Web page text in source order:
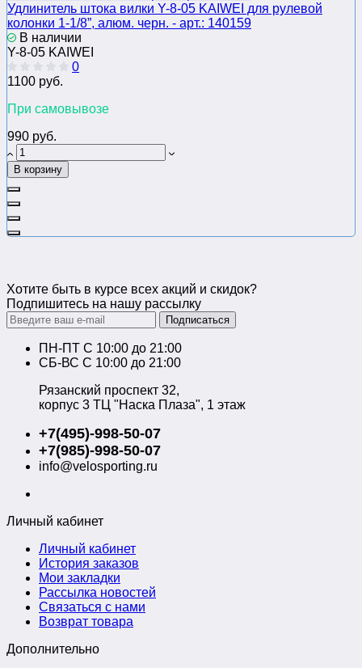
Удлинитель штока вилки Y-8-05 KAIWEI для рулевой
колонки 1-1/8”, алюм. черн. - арт.: 140159
В наличии
Y-8-05 KAIWEI
0
1100 руб.
При самовывозе
990 руб.
В корзину
Хотите быть в курсе всех акций и скидок?
Подпишитесь на нашу рассылку
Подписаться
ПН-ПТ C 10:00 до 21:00
СБ-ВС С 10:00 до 21:00
Рязанский проспект 32,
корпус 3 ТЦ "Наска Плаза", 1 этаж
+7(495)-998-50-07
+7(985)-998-50-07
info@velosporting.ru
Личный кабинет
Личный кабинет
История заказов
Мои закладки
Рассылка новостей
Связаться с нами
Возврат товара
Дополнительно